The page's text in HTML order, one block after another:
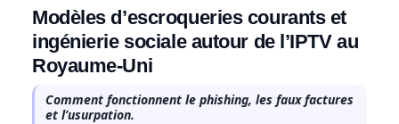
Modèles d’escroqueries courants et
ingénierie sociale autour de l’IPTV au
Royaume-Uni
Comment fonctionnent le phishing, les faux factures
et l’usurpation.